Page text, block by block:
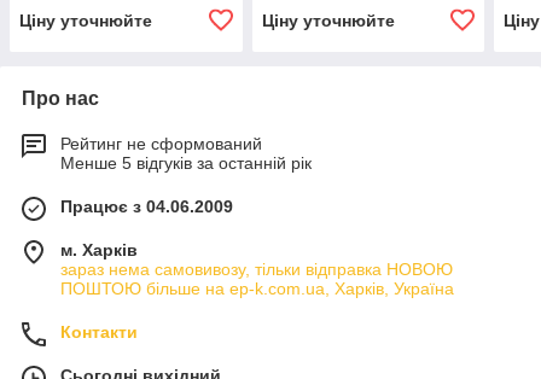
Ціну уточнюйте Ціну уточнюйте
Про нас
Рейтинг не сформований
Менше 5 відгуків за останній рік
Працює з 04.06.2009
м. Харків
зараз нема самовивозу, тільки відправка НОВОЮ
ПОШТОЮ більше на ep-k.com.ua, Харків, Україна
Контакти